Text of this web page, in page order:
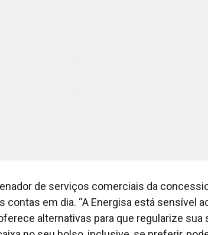
de serviços comerciais da
contas em dia. “A Energisa está sensível
alternativas para que regularize sua